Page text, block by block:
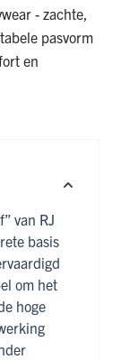
- zachte,
pasvorm
en
van RJ
basis
om het
hoge